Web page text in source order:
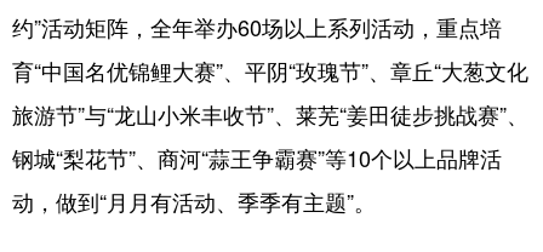
约”活动矩阵，全年举办60场以上系列活动，重点培
育“中国名优锦鲤大赛”、平阴“玫瑰节”、章丘“大葱文化
旅游节”与“龙山小米丰收节”、莱芜“姜田徒步挑战赛”、
钢城“梨花节”、商河“蒜王争霸赛”等10个以上品牌活
动，做到“月月有活动、季季有主题”。